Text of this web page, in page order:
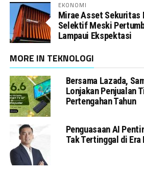
EKONOMI
Mirae Asset
Selektif Meski
Lampaui Ekspektasi
MORE IN TEKNOLOGI
Bersama Lazada,
Lonjakan Penjualan
Pertengahan Tahun
Penguasaan AI
Tak Tertinggal di Era